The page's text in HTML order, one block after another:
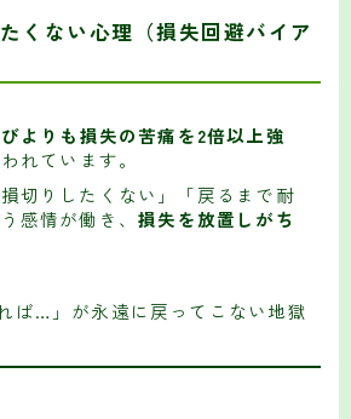
くない心理（損失回避バイア
よりも損失の苦痛を2倍以上強
れています。
切りしたくない」「戻るまで耐
感情が働き、損失を放置しがち
ば…」が永遠に戻ってこない地獄